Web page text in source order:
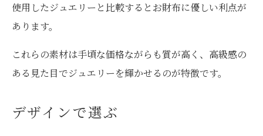
使用したジュエリーと比較するとお財布に優しい利点が
あります。
これらの素材は手頃な価格ながらも質が高く、高級感の
ある見た目でジュエリーを輝かせるのが特徴です。
デザインで選ぶ